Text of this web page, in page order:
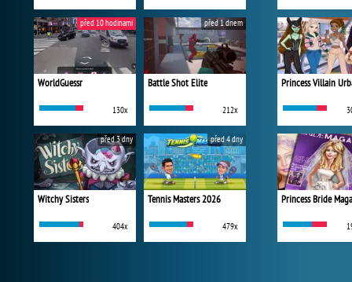
WorldGuessr
130x
před 10 hodinami
Battle Shot Elite
212x
před 1 dnem
Witchy Sisters
404x
před 3 dny
Tennis Masters 2026
479x
před 4 dny
Princess Bride